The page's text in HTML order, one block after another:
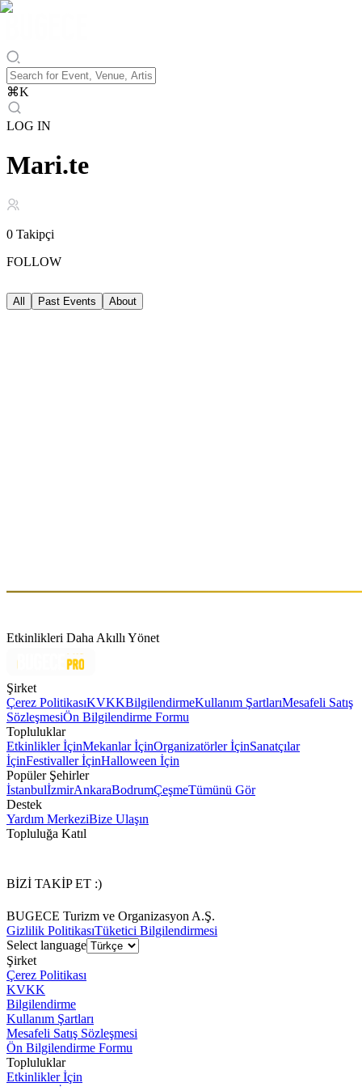
⌘K
LOG IN
Mari.te
0 Takipçi
FOLLOW
All Past Events About
Etkinlikleri Daha Akıllı Yönet
Şirket
Çerez PolitikasıKVKKBilgilendirmeKullanım ŞartlarıMesafeli Satış
SözleşmesiÖn Bilgilendirme Formu
Topluluklar
Etkinlikler İçinMekanlar İçinOrganizatörler İçinSanatçılar
İçinFestivaller İçinHalloween İçin
Popüler Şehirler
İstanbulİzmirAnkaraBodrumÇeşmeTümünü Gör
Destek
Yardım MerkeziBize Ulaşın
Topluluğa Katıl
BİZİ TAKİP ET :)
BUGECE Turizm ve Organizasyon A.Ş.
Gizlilik PolitikasıTüketici Bilgilendirmesi
Select language
Şirket
Çerez Politikası
KVKK
Bilgilendirme
Kullanım Şartları
Mesafeli Satış Sözleşmesi
Ön Bilgilendirme Formu
Topluluklar
Etkinlikler İçin